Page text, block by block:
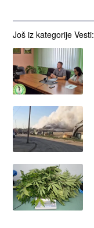
Još iz kategorije Vesti: